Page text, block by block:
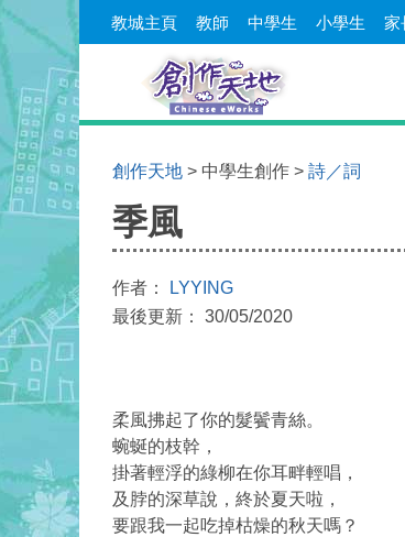
教城主頁 教師 中學生 小學生 家
創作天地 > 中學生創作 > 詩／詞
季風
作者：
LYYING
最後更新： 30/05/2020
柔風拂起了你的髮鬢青絲。
蜿蜒的枝幹，
掛著輕浮的綠柳在你耳畔輕唱，
及脖的深草說，終於夏天啦，
要跟我一起吃掉枯燥的秋天嗎？